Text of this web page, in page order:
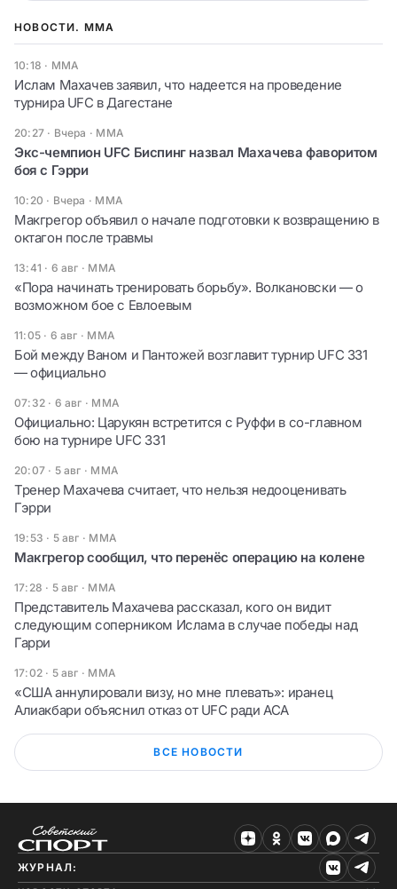
НОВОСТИ. ММА
10:18 · ММА
Ислам Махачев заявил, что надеется на проведение
турнира UFC в Дагестане
20:27 · Вчера · ММА
Экс-чемпион UFC Биспинг назвал Махачева фаворитом
боя с Гэрри
10:20 · Вчера · ММА
Макгрегор объявил о начале подготовки к возвращению в
октагон после травмы
13:41 · 6 авг · ММА
«Пора начинать тренировать борьбу». Волкановски — о
возможном бое с Евлоевым
11:05 · 6 авг · ММА
Бой между Ваном и Пантожей возглавит турнир UFC 331
— официально
07:32 · 6 авг · ММА
Официально: Царукян встретится с Руффи в со-главном
бою на турнире UFC 331
20:07 · 5 авг · ММА
Тренер Махачева считает, что нельзя недооценивать
Гэрри
19:53 · 5 авг · ММА
Макгрегор сообщил, что перенёс операцию на колене
17:28 · 5 авг · ММА
Представитель Махачева рассказал, кого он видит
следующим соперником Ислама в случае победы над
Гарри
17:02 · 5 авг · ММА
«США аннулировали визу, но мне плевать»: иранец
Алиакбари объяснил отказ от UFC ради ACA
ВСЕ НОВОСТИ
ЖУРНАЛ: